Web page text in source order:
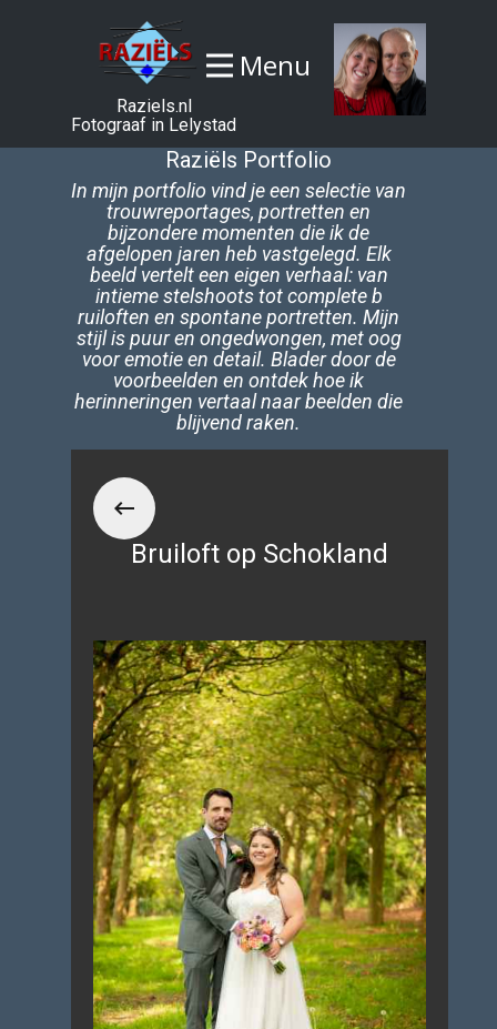
Menu
Raziels.nl
Fotograaf in Lelystad
Raziëls Portfolio
In mijn portfolio vind je een selectie van
trouwreportages, portretten en
bijzondere momenten die ik de
afgelopen jaren heb vastgelegd. Elk
beeld vertelt een eigen verhaal: van
intieme stelshoots tot complete b​
ruiloften en spontane portretten. Mijn
stijl is puur en ongedwongen, met oog
voor emotie en detail. Blader door de
voorbeelden en ontdek hoe ik
herinneringen vertaal naar beelden die
blijvend raken.
Bruiloft op Schokland